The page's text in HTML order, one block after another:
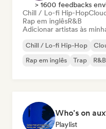
> 1600 feedbacks
Chill / Lo-fi Hip-Hop
Rap em inglêsR&B
Adicionar artistas às
Chill / Lo-fi Hip-Hop
Rap em inglês
Trap R&B
Who's on
Playlist